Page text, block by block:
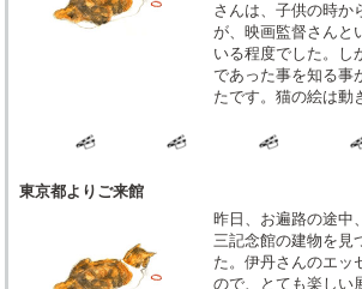
さんは、子供の時か
が、映画監督さんと
いる程度でした。し
であった事を知る事
たです。猫の絵は
東京都よりご来館
昨日、お遍路の途中
三記念館の建物を見
た。伊丹さんのエッ
ので、とても楽しい